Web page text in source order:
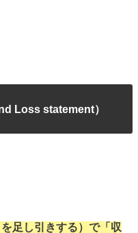
Loss statement）
足し引きする）で「収